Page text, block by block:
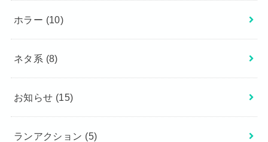
ホラー (10)
ネタ系 (8)
お知らせ (15)
ランアクション (5)